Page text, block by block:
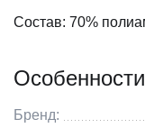
Состав: 70%
Особенности
Бренд: